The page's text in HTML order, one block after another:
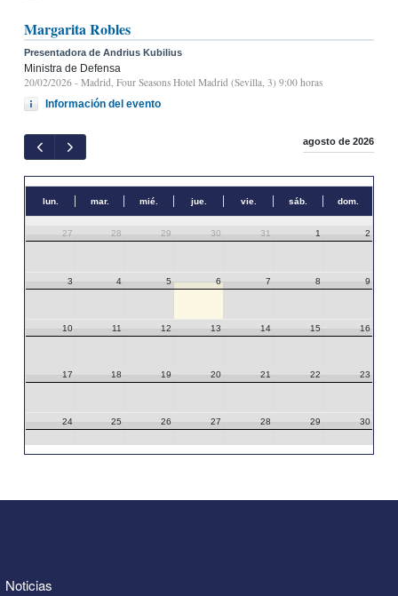
Margarita Robles
Presentadora de Andrius Kubilius
Ministra de Defensa
20/02/2026 - Madrid, Four Seasons Hotel Madrid (Sevilla, 3) 9:00 horas
Información del evento
agosto de 2026
lun. mar. mié. jue. vie. sáb. dom.
27 28 29 30 31 1 2
3 4 5 6 7 8 9
10 11 12 13 14 15 16
17 18 19 20 21 22 23
24 25 26 27 28 29 30
Noticias